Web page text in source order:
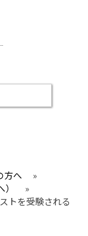
方へ
»
»
トを受験される